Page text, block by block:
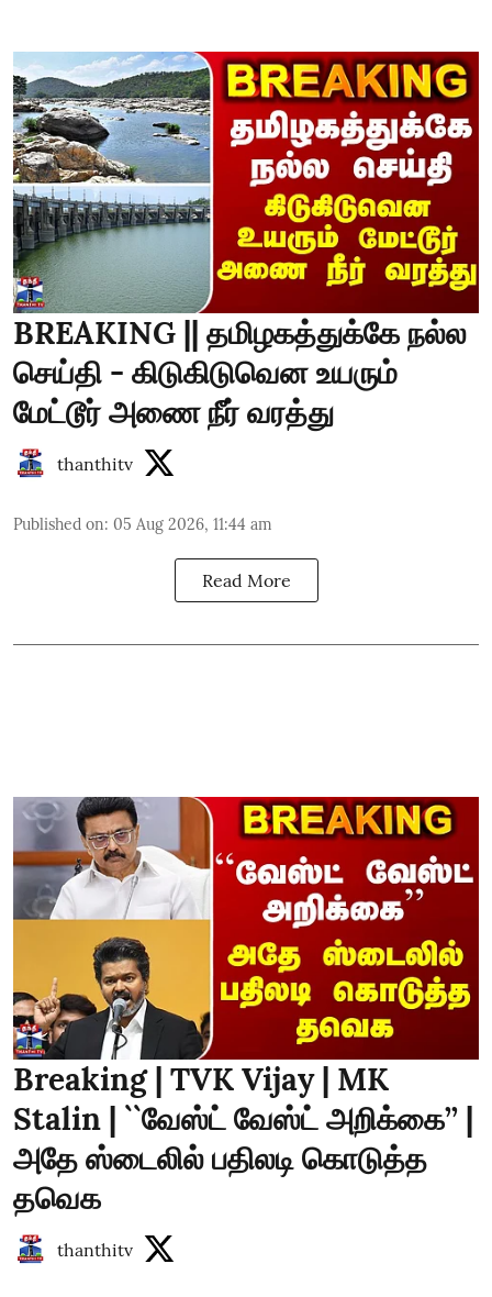
BREAKING || தமிழகத்துக்கே நல்ல
செய்தி - கிடுகிடுவென உயரும்
மேட்டூர் அணை நீர் வரத்து
thanthitv
Published on: 05 Aug 2026, 11:44 am
Read More
Breaking | TVK Vijay | MK
Stalin | ``வேஸ்ட் வேஸ்ட் அறிக்கை’’ |
அதே ஸ்டைலில் பதிலடி கொடுத்த
தவெக
thanthitv